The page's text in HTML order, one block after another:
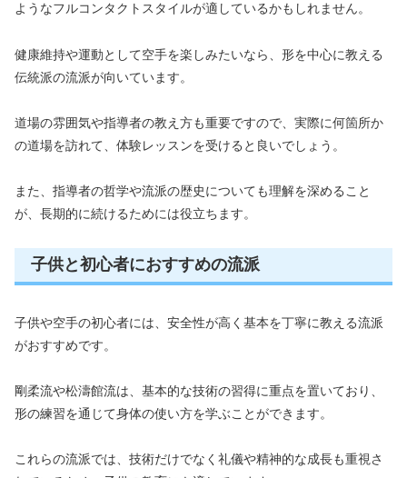
ようなフルコンタクトスタイルが適しているかもしれません。
健康維持や運動として空手を楽しみたいなら、形を中心に教える
伝統派の流派が向いています。
道場の雰囲気や指導者の教え方も重要ですので、実際に何箇所か
の道場を訪れて、体験レッスンを受けると良いでしょう。
また、指導者の哲学や流派の歴史についても理解を深めること
が、長期的に続けるためには役立ちます。
子供と初心者におすすめの流派
子供や空手の初心者には、安全性が高く基本を丁寧に教える流派
がおすすめです。
剛柔流や松濤館流は、基本的な技術の習得に重点を置いており、
形の練習を通じて身体の使い方を学ぶことができます。
これらの流派では、技術だけでなく礼儀や精神的な成長も重視さ